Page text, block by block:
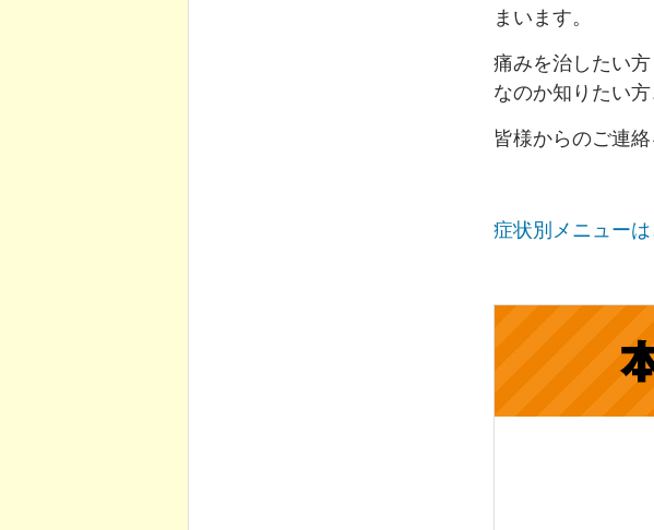
まいます。
痛みを治したい
なのか知りたい
皆様からのご連
症状別メニューは